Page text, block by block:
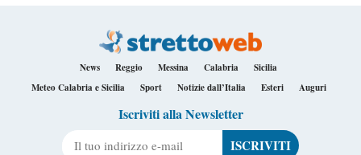
News Reggio Messina Calabria
Sicilia
Meteo Calabria e Sicilia
Sport Notizie dall’Italia Esteri Auguri
Iscriviti alla Newsletter